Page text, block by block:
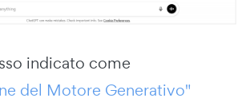
indicato come
del Motore Generativo"